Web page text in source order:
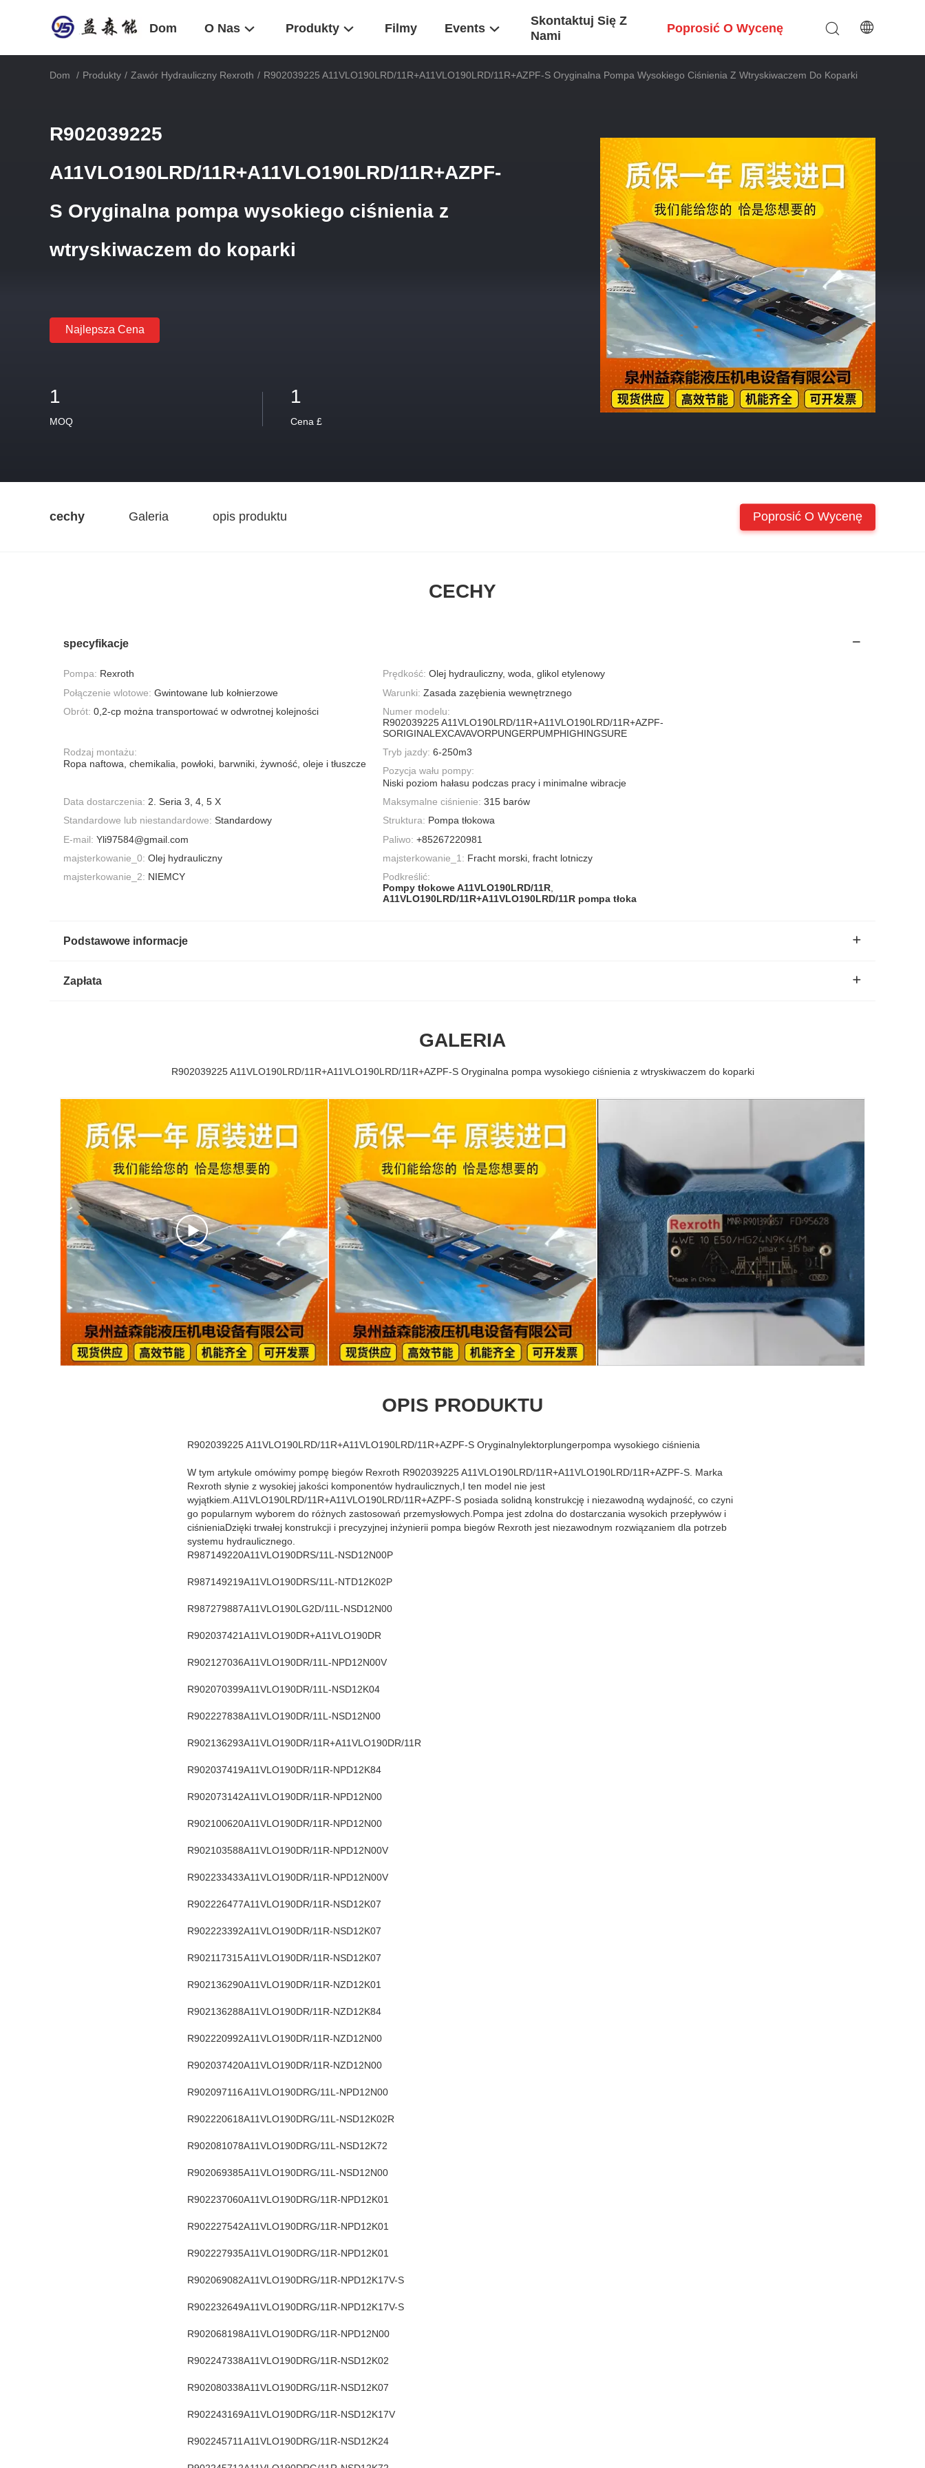
Dom O Nas Produkty Filmy Events
Skontaktuj Się Z
Nami
Poprosić O Wycenę
Dom / Produkty / Zawór Hydrauliczny Rexroth / R902039225 A11VLO190LRD/11R+A11VLO190LRD/11R+AZPF-S Oryginalna Pompa Wysokiego Ciśnienia Z Wtryskiwaczem Do Koparki
R902039225
A11VLO190LRD/11R+A11VLO190LRD/11R+AZPF-
S Oryginalna pompa wysokiego ciśnienia z
wtryskiwaczem do koparki
Najlepsza Cena
1
MOQ
1
Cena £
cechy Galeria opis produktu Poprosić O Wycenę
CECHY
specyfikacje
Pompa: Rexroth Prędkość: Olej hydrauliczny, woda, glikol etylenowy
Połączenie wlotowe: Gwintowane lub kołnierzowe Warunki: Zasada zazębienia wewnętrznego
Obrót: 0,2-cp można transportować w odwrotnej kolejności
Numer modelu:
R902039225 A11VLO190LRD/11R+A11VLO190LRD/11R+AZPF-
SORIGINALEXCAVAVORPUNGERPUMPHIGHINGSURE
Rodzaj montażu:
Ropa naftowa, chemikalia, powłoki, barwniki, żywność, oleje i tłuszcze
Tryb jazdy: 6-250m3
Pozycja wału pompy:
Niski poziom hałasu podczas pracy i minimalne wibracje
Data dostarczenia: 2. Seria 3, 4, 5 X Maksymalne ciśnienie: 315 barów
Standardowe lub niestandardowe: Standardowy Struktura: Pompa tłokowa
E-mail: Yli97584@gmail.com Paliwo: +85267220981
majsterkowanie_0: Olej hydrauliczny majsterkowanie_1: Fracht morski, fracht lotniczy
majsterkowanie_2: NIEMCY
Podkreślić:
Pompy tłokowe A11VLO190LRD/11R,
A11VLO190LRD/11R+A11VLO190LRD/11R pompa tłoka
Podstawowe informacje
Zapłata
GALERIA
R902039225 A11VLO190LRD/11R+A11VLO190LRD/11R+AZPF-S Oryginalna pompa wysokiego ciśnienia z wtryskiwaczem do koparki
OPIS PRODUKTU
R902039225 A11VLO190LRD/11R+A11VLO190LRD/11R+AZPF-S Oryginalnylektorplungerpompa wysokiego ciśnienia
W tym artykule omówimy pompę biegów Rexroth R902039225 A11VLO190LRD/11R+A11VLO190LRD/11R+AZPF-S. Marka
Rexroth słynie z wysokiej jakości komponentów hydraulicznych,I ten model nie jest
wyjątkiem.A11VLO190LRD/11R+A11VLO190LRD/11R+AZPF-S posiada solidną konstrukcję i niezawodną wydajność, co czyni
go popularnym wyborem do różnych zastosowań przemysłowych.Pompa jest zdolna do dostarczania wysokich przepływów i
ciśnieniaDzięki trwałej konstrukcji i precyzyjnej inżynierii pompa biegów Rexroth jest niezawodnym rozwiązaniem dla potrzeb
systemu hydraulicznego.
R987149220A11VLO190DRS/11L-NSD12N00P
R987149219A11VLO190DRS/11L-NTD12K02P
R987279887A11VLO190LG2D/11L-NSD12N00
R902037421A11VLO190DR+A11VLO190DR
R902127036A11VLO190DR/11L-NPD12N00V
R902070399A11VLO190DR/11L-NSD12K04
R902227838A11VLO190DR/11L-NSD12N00
R902136293A11VLO190DR/11R+A11VLO190DR/11R
R902037419A11VLO190DR/11R-NPD12K84
R902073142A11VLO190DR/11R-NPD12N00
R902100620A11VLO190DR/11R-NPD12N00
R902103588A11VLO190DR/11R-NPD12N00V
R902233433A11VLO190DR/11R-NPD12N00V
R902226477A11VLO190DR/11R-NSD12K07
R902223392A11VLO190DR/11R-NSD12K07
R902117315A11VLO190DR/11R-NSD12K07
R902136290A11VLO190DR/11R-NZD12K01
R902136288A11VLO190DR/11R-NZD12K84
R902220992A11VLO190DR/11R-NZD12N00
R902037420A11VLO190DR/11R-NZD12N00
R902097116A11VLO190DRG/11L-NPD12N00
R902220618A11VLO190DRG/11L-NSD12K02R
R902081078A11VLO190DRG/11L-NSD12K72
R902069385A11VLO190DRG/11L-NSD12N00
R902237060A11VLO190DRG/11R-NPD12K01
R902227542A11VLO190DRG/11R-NPD12K01
R902227935A11VLO190DRG/11R-NPD12K01
R902069082A11VLO190DRG/11R-NPD12K17V-S
R902232649A11VLO190DRG/11R-NPD12K17V-S
R902068198A11VLO190DRG/11R-NPD12N00
R902247338A11VLO190DRG/11R-NSD12K02
R902080338A11VLO190DRG/11R-NSD12K07
R902243169A11VLO190DRG/11R-NSD12K17V
R902245711A11VLO190DRG/11R-NSD12K24